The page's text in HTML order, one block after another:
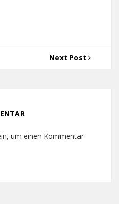
Next Post
um einen Kommentar